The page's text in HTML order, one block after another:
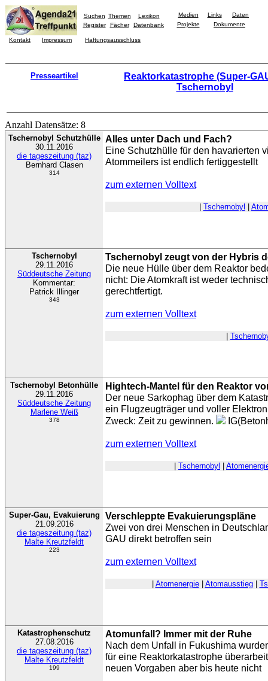
Suchen Themen
Lexikon
Register
Fächer Datenbank
Medien Links
Daten
Projekte
Dokumente
Kontakt Impressum Haftungsausschluss
Presseartikel
Reaktorkatastrophe (Super-
Tschernobyl
Anzahl Datensätze: 8
Tschernobyl Schutzhülle
30.11.2016
die tageszeitung (taz)
Bernhard Clasen
314
Alles unter Dach und Fach?
Eine Schutzhülle für den havarierten
Atommeilers ist endlich fertiggestellt
zum externen Volltext
Tschernobyl
Tschernobyl
29.11.2016
Süddeutsche Zeitung
Kommentar:
Patrick Illinger
343
Tschernobyl zeugt von der Hybris
Die neue Hülle über dem Reaktor
nicht: Die Atomkraft ist weder
gerechtfertigt.
zum externen Volltext
Tschernobyl Betonhülle
29.11.2016
Süddeutsche Zeitung
Marlene Weiß
378
Hightech-Mantel für den Reaktor
Der neue Sarkophag über dem
ein Flugzeugträger und voller
Zweck: Zeit zu gewinnen.
zum externen Volltext
Tschernobyl
Super-Gau, Evakuierung
21.09.2016
die tageszeitung (taz)
Malte Kreutzfeldt
223
Verschleppte Evakuierungspläne
Zwei von drei Menschen in
GAU direkt betroffen sein
zum externen Volltext
Atomenergie| Atomausstieg|
Katastrophenschutz
27.08.2016
die tageszeitung (taz)
Malte Kreutzfeldt
199
Atomunfall? Immer mit der Ruhe
Nach dem Unfall in Fukushima
für eine Reaktorkatastrophe
neuen Vorgaben aber bis heute nicht